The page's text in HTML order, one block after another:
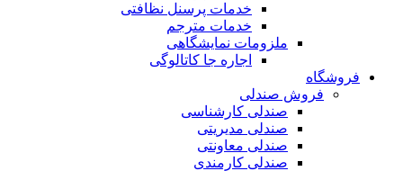
خدمات پرسنل نظافتی
خدمات مترجم
ملزومات نمایشگاهی
اجاره جا کاتالوگی
فروشگاه
فروش صندلی
صندلی کارشناسی
صندلی مدیریتی
صندلی معاونتی
صندلی کارمندی